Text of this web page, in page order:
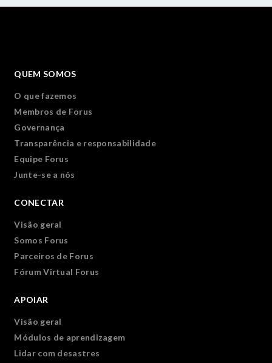
QUEM SOMOS
O que fazemos
Membros de Forus
Governança
Transparência e responsabilidade
Equipe Forus
Junte-se a nós
CONECTAR
Visão geral
Somos Forus
Parceiros de Forus
Fórum Virtual Forus
APOIAR
Visão geral
Módulos de aprendizagem
Lidar com desastres